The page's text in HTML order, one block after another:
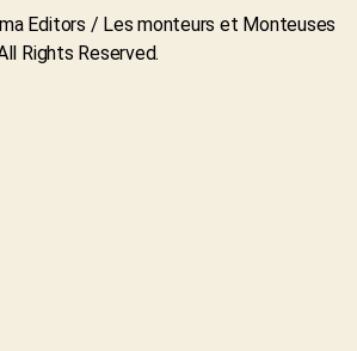
Editors / Les monteurs et Monteuses
Rights Reserved.